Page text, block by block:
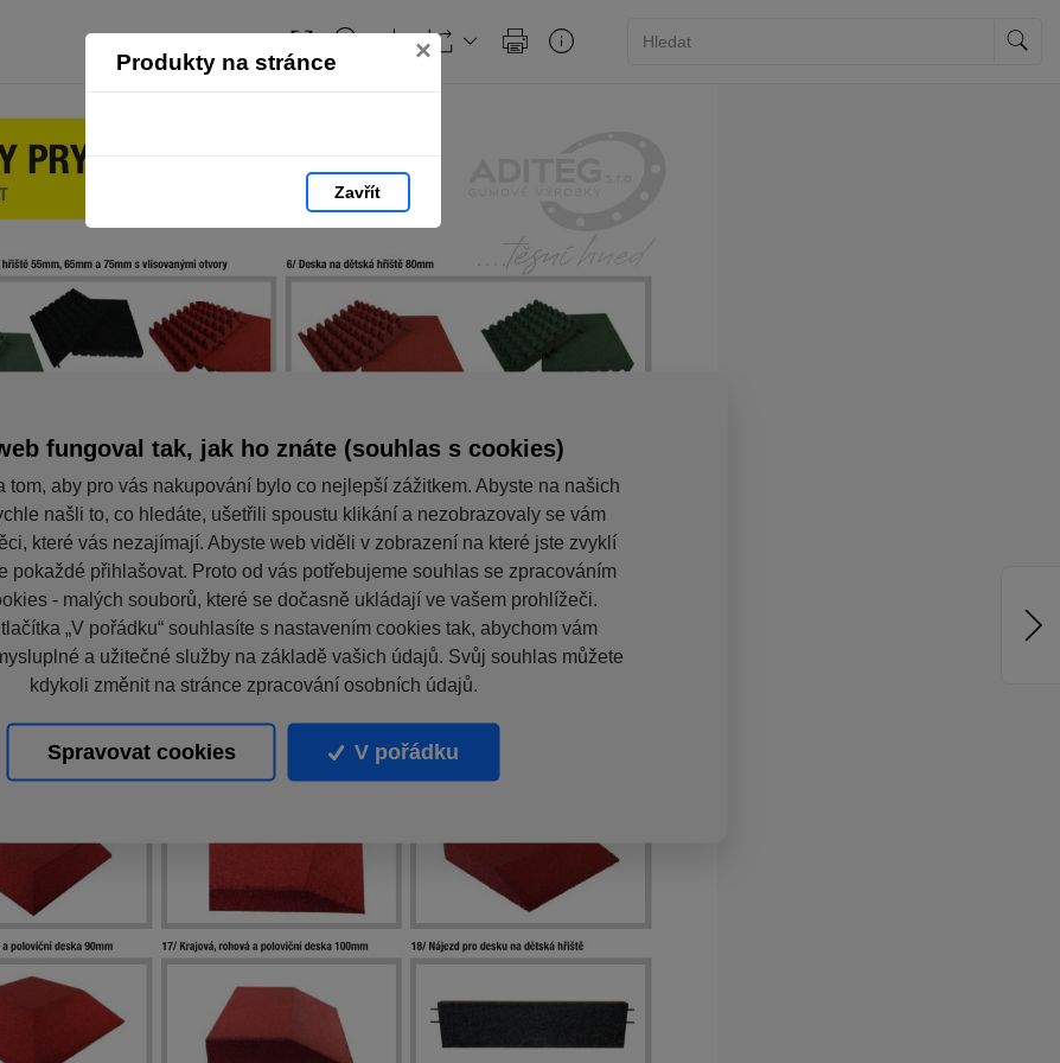
Produkty na stránce ×
Zavřít
fungoval tak, jak ho znáte (souhlas s cookies)
tom, aby pro vás nakupování bylo co nejlepší zážitkem. Abyste na našich
našli to, co hledáte, ušetřili spoustu klikání a nezobrazovaly se vám
které vás nezajímají. Abyste web viděli v zobrazení na které jste zvyklí
pokaždé přihlašovat. Proto od vás potřebujeme souhlas se zpracováním
- malých souborů, které se dočasně ukládají ve vašem prohlížeči.
„V pořádku“ souhlasíte s nastavením cookies tak, abychom vám
a užitečné služby na základě vašich údajů. Svůj souhlas můžete
kdykoli změnit na stránce zpracování osobních údajů.
Spravovat cookies V pořádku